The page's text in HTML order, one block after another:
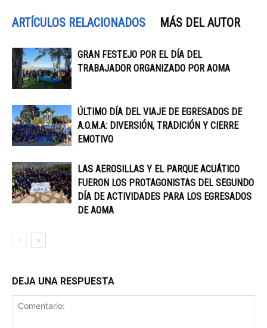
ARTÍCULOS RELACIONADOS MÁS DEL AUTOR
GRAN FESTEJO POR EL DÍA DEL
TRABAJADOR ORGANIZADO POR AOMA
ÚLTIMO DÍA DEL VIAJE DE EGRESADOS DE
A.O.M.A: DIVERSIÓN, TRADICIÓN Y CIERRE
EMOTIVO
LAS AEROSILLAS Y EL PARQUE ACUÁTICO
FUERON LOS PROTAGONISTAS DEL SEGUNDO
DÍA DE ACTIVIDADES PARA LOS EGRESADOS
DE AOMA
DEJA UNA RESPUESTA